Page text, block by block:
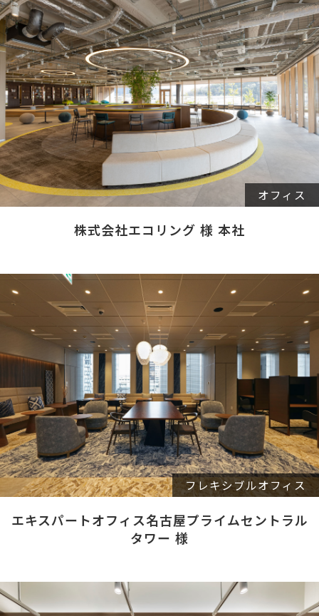
オフィス
株式会社エコリング 様 本社
フレキシブルオフィス
エキスパートオフィス名古屋プライムセントラル
タワー 様